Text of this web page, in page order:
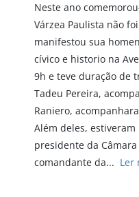
Neste ano
Várzea Paulista não
manifestou sua
cívico e historio na
9h e teve duração de
Tadeu Pereira,
Raniero,
Além deles,
presidente da
comandante da... Ler